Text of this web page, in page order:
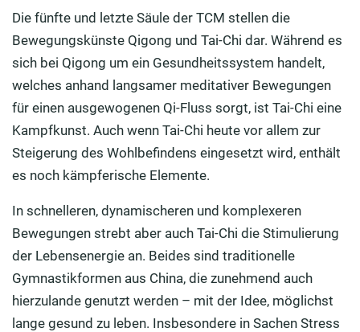
Die fünfte und letzte Säule der TCM stellen die
Bewegungskünste Qigong und Tai-Chi dar. Während es
sich bei Qigong um ein Gesundheitssystem handelt,
welches anhand langsamer meditativer Bewegungen
für einen ausgewogenen Qi-Fluss sorgt, ist Tai-Chi eine
Kampfkunst. Auch wenn Tai-Chi heute vor allem zur
Steigerung des Wohlbefindens eingesetzt wird, enthält
es noch kämpferische Elemente.
In schnelleren, dynamischeren und komplexeren
Bewegungen strebt aber auch Tai-Chi die Stimulierung
der Lebensenergie an. Beides sind traditionelle
Gymnastikformen aus China, die zunehmend auch
hierzulande genutzt werden – mit der Idee, möglichst
lange gesund zu leben. Insbesondere in Sachen Stress